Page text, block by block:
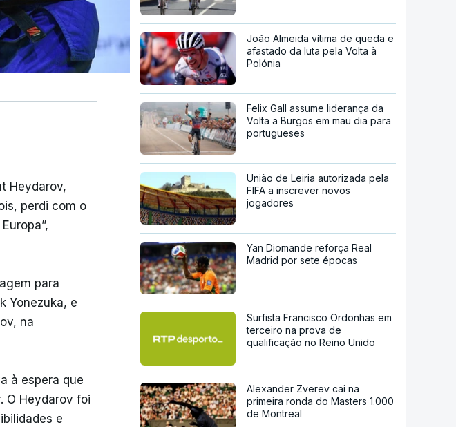
Heydarov,
perdi com o
para
Yonezuka, e
na
à espera que
O Heydarov foi
e
João Almeida vítima de queda e
afastado da luta pela Volta à
Polónia
Felix Gall assume liderança da
Volta a Burgos em mau dia para
portugueses
União de Leiria autorizada pela
FIFA a inscrever novos
jogadores
Yan Diomande reforça Real
Madrid por sete épocas
Surfista Francisco Ordonhas em
terceiro na prova de
qualificação no Reino Unido
Alexander Zverev cai na
primeira ronda do Masters 1.000
de Montreal